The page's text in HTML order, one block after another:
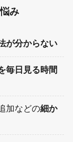
み
が分からない
毎日見る時間
加などの細か